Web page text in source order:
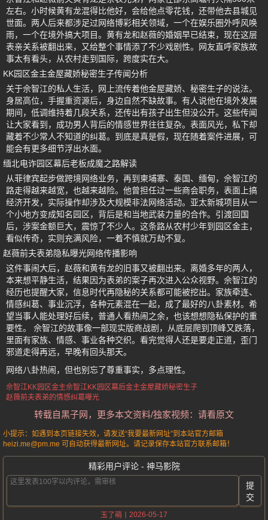
左右。小时候黄有龙混得比他好，会给他点零花钱，还带他去县城见
世面。两人后来都涉足过网络博彩相关领域，一个在娱乐圈外呼风唤
雨，一个在境外搞大项目。黄有龙和赵薇的婚姻早已结束，现在这层
表亲关系被翻出来，又给整个事情添了不少戏剧性。网友直呼家族故
事太有看头，从农村走到国际，跨度实在大。
KK园区金主金屋藏娇秘密生子传闻分析
关于佘智江的私人生活，网上流传着他金屋藏娇、秘密生子的说法。
身居高位，手握重资源后，身边自然不缺故事。有人说他在境外发展
期间，低调维持着几段关系，还传出有孩子出生但没公开。这些传闻
让大家看到，成功男人背后的情感世界往往复杂。表面风光，私下却
藏着不少常人不知道的纠葛。到底是真是假，现在随着案件进展，可
能会有更多细节浮出水面。
缅北电诈园区幕后老板成魔之路解读
从菲律宾起步做跨境网络业务，再到柬埔寨、泰国、缅甸，佘智江的
路走得越来越宽，也越来越险。他曾担任过一些商会职务，表面上搞
经济开发，实际操作却涉及大规模非法网络活动。亚太新城项目从一
个小地方变成知名园区，背后是和当地武装力量的合作。引渡回国
后，涉案金额巨大，震惊了不少人。这条路从农村少年到园区金主，
看似传奇，实则充满风险，一着不慎就万劫不复。
赵薇前夫表弟隐私曝光网络传播影响
这件事闹大后，赵薇和黄有龙的旧事又被翻出来。离婚多年的两人，
本来想平静生活，结果因为表弟的案子再次进入公众视野。佘智江的
经历也提醒大家，信息时代再隐秘的关系都可能被挖出。家族牵连、
情感纠葛、事业沉浮，各种元素混在一起，成了最好的八卦素材。希
望当事人能处理好后续，普通人看热闹之余，也该想想隐私保护的重
要性。 佘智江的故事像一部现实版商战剧，从底层爬到顶峰又跌落，
里面有家族、情感、事业各种交织。看完觉得人还是要走正道，歪门
邪道走得再远，早晚有回头那天。
网络八卦热闹，但也别忘了尊重事实，多点理性。
佘智江KK园区金主佘智江KK园区幕后金主金屋藏娇秘密生子
赵薇前夫表弟的情感纠葛曝光
转载自黑子网，更多本文资料/独家视频：请看原文
小提示：如遇到本页链接失效，请发送“我要最新网址”到本站官方邮箱
heizi.me@pm.me 可自动获得最新网址。请记录保存本站官方联系邮箱！
精彩用户评论 - 神马影院
提
交
玉了萌
2026-05-17